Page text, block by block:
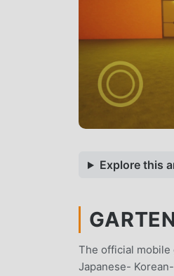
Explore this
The official mobile
Japanese-